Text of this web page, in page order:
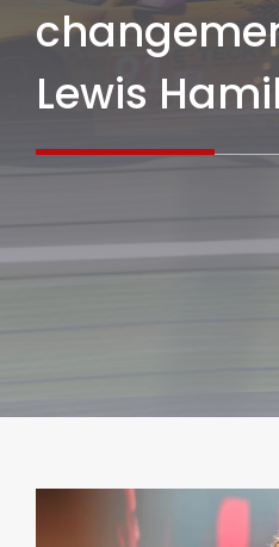
Lewis